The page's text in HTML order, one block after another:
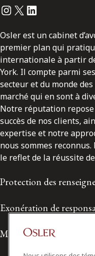
Instagram
Twitter
LinkedIn
Osler est un cabinet
premier plan qui
internationale à partir
York. Il compte parmi
secteur et du monde
marché qui en sont à
Notre réputation repose
succès de nos clients,
expertise et notre
nous sommes
le reflet de la réussite
Protection des
Exonération de
Modalités de prestation